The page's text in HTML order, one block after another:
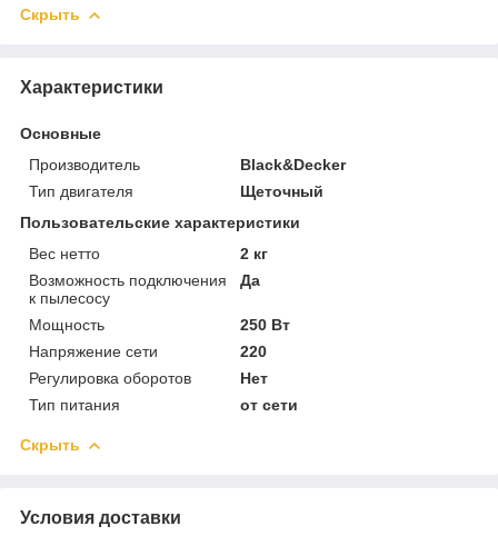
Скрыть
Характеристики
Основные
Производитель
Black&Decker
Тип двигателя
Щеточный
Пользовательские характеристики
Вес нетто
2 кг
Возможность подключения
к пылесосу
Да
Мощность
250 Вт
Напряжение сети
220
Регулировка оборотов
Нет
Тип питания
от сети
Скрыть
Условия доставки